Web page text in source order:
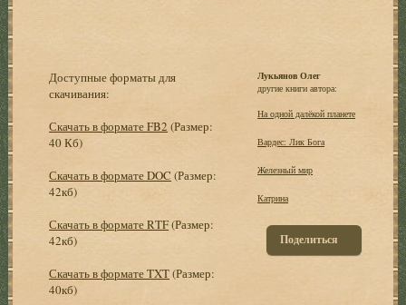
Доступные форматы для
скачивания:
Скачать в формате FB2 (Размер:
40 Кб)
Скачать в формате DOC (Размер:
42кб)
Скачать в формате RTF(Размер:
42кб)
Скачать в формате TXT(Размер:
40кб)
Лукьянов Олег
другие книги автора:
На одной далёкой планете
Вардес: Лик Бога
Железный мир
Катрина
Поделиться